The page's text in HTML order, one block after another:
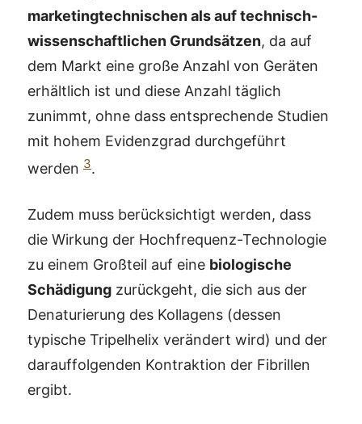
marketingtechnischen als auf technisch-
wissenschaftlichen Grundsätzen, da auf
dem Markt eine große Anzahl von Geräten
erhältlich ist und diese Anzahl täglich
zunimmt, ohne dass entsprechende Studien
mit hohem Evidenzgrad durchgeführt
werden 3.
Zudem muss berücksichtigt werden, dass
die Wirkung der Hochfrequenz-Technologie
zu einem Großteil auf eine biologische
Schädigung zurückgeht, die sich aus der
Denaturierung des Kollagens (dessen
typische Tripelhelix verändert wird) und der
darauffolgenden Kontraktion der Fibrillen
ergibt.